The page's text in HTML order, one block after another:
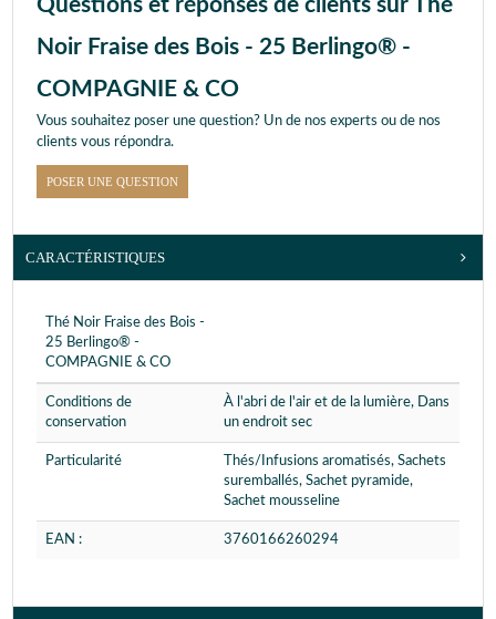
Questions et réponses de clients sur Thé
Noir Fraise des Bois - 25 Berlingo® -
COMPAGNIE & CO
Vous souhaitez poser une question? Un de nos experts ou de nos
clients vous répondra.
POSER UNE QUESTION
CARACTÉRISTIQUES
Thé Noir Fraise des Bois -
25 Berlingo® -
COMPAGNIE & CO
Conditions de
conservation
À l'abri de l'air et de la lumière, Dans
un endroit sec
Particularité
Thés/Infusions aromatisés, Sachets
suremballés, Sachet pyramide,
Sachet mousseline
EAN : 3760166260294